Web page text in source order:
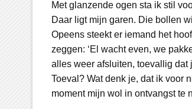
Met glanzende ogen sta ik stil
Daar ligt mijn garen. Die bollen
Opeens steekt er iemand het
zeggen: ‘El wacht even, we
alles weer afsluiten, toevallig dat
Toeval? Wat denk je, dat ik voor
moment mijn wol in ontvangst te